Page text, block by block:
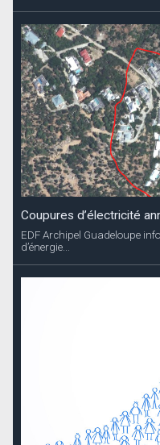
Coupures d’électricité
EDF Archipel Guadeloupe
d’énergie...